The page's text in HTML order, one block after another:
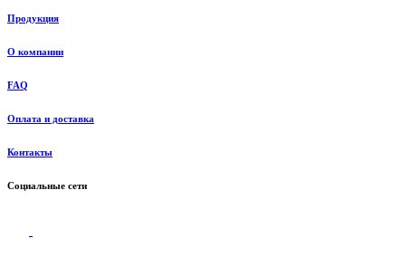
Продукция
О компании
FAQ
Оплата и доставка
Контакты
Социальные сети